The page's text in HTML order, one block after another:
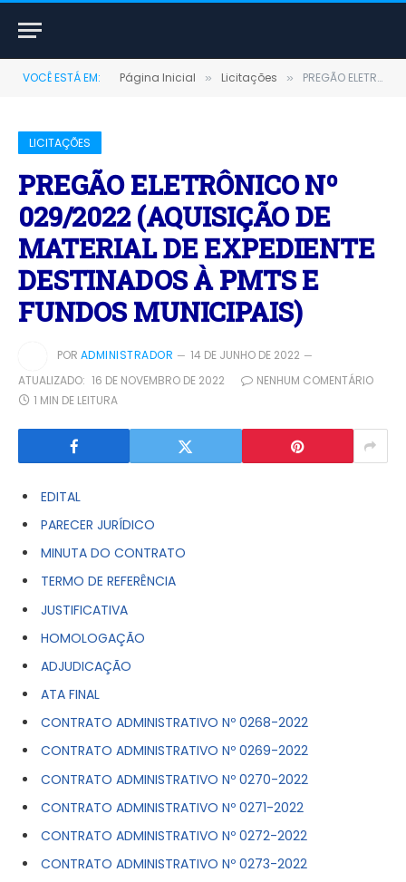
VOCÊ ESTÁ EM: Página Inicial » Licitações » PREGÃO ELETRÔNICO Nº 029/2022 (AQUISIÇÃO DE MATERIAL DE EXPEDIENTE DESTINADOS À PMTS E FUNDOS MUNICIPAIS)
LICITAÇÕES
PREGÃO ELETRÔNICO Nº
029/2022 (AQUISIÇÃO DE
MATERIAL DE EXPEDIENTE
DESTINADOS À PMTS E
FUNDOS MUNICIPAIS)
POR ADMINISTRADOR
14 DE JUNHO DE 2022
ATUALIZADO: 16 DE NOVEMBRO DE 2022
NENHUM COMENTÁRIO
1 MIN DE LEITURA
EDITAL
PARECER JURÍDICO
MINUTA DO CONTRATO
TERMO DE REFERÊNCIA
JUSTIFICATIVA
HOMOLOGAÇÃO
ADJUDICAÇÃO
ATA FINAL
CONTRATO ADMINISTRATIVO Nº 0268-2022
CONTRATO ADMINISTRATIVO Nº 0269-2022
CONTRATO ADMINISTRATIVO Nº 0270-2022
CONTRATO ADMINISTRATIVO Nº 0271-2022
CONTRATO ADMINISTRATIVO Nº 0272-2022
CONTRATO ADMINISTRATIVO Nº 0273-2022